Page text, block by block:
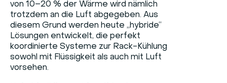
von 10–20 % der Wärme wird nämlich
trotzdem an die Luft abgegeben. Aus
diesem Grund werden heute „hybride“
Lösungen entwickelt, die perfekt
koordinierte Systeme zur Rack-Kühlung
sowohl mit Flüssigkeit als auch mit Luft
vorsehen.